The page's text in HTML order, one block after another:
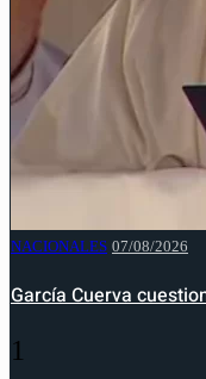
NACIONALES 07/08/2026
García Cuerva
1